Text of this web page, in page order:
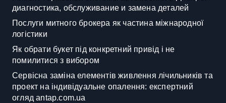
диагностика, обслуживание и замена деталей
Послуги митного брокера як частина міжнародної
логістики
Як обрати букет під конкретний привід і не
помилитися з вибором
Сервісна заміна елементів живлення лічильників та
проект на індивідуальне опалення: експертний
огляд antap.com.ua